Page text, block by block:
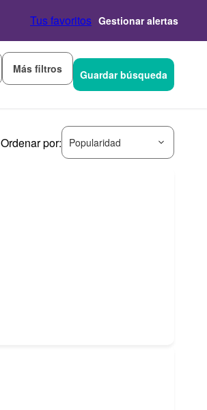
Tus favoritos Gestionar alertas
Más filtros Guardar búsqueda
Ordenar por: Popularidad